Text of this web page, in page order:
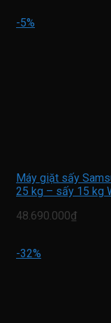
-5%
Máy giặt sấy
25 kg – sấy 15 kg
48.690.000₫
-32%